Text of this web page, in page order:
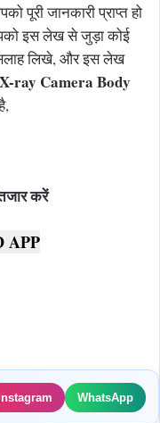
पूरी जानकारी प्राप्त हो
इस लेख से जुड़ा कोई
लिखे, और इस लेख
X-ray Camera Body
करें
APP
Instagram WhatsApp